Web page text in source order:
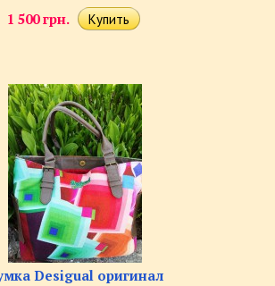
1 500 грн.
Desigual оригинал